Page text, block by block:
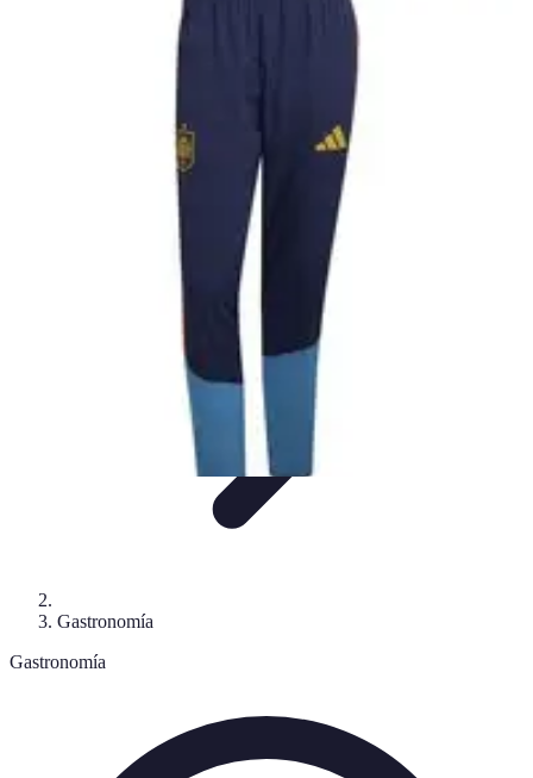
Cultura y Tradiciones
Planificación de Viajes
Viajar por España
Gastronomía
Gastronomía